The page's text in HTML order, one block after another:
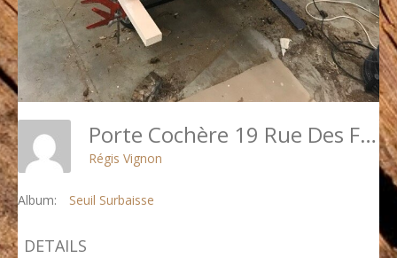
Porte Cochère 19 Rue Des Feuillantines Photo 4 - Restauration Des Vantaux En Atelier
Régis Vignon
Album: Seuil Surbaisse
DETAILS